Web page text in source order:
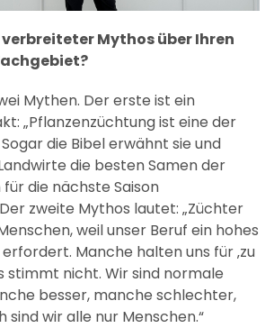
Mythos über Ihren
Mythen. Der erste ist ein
„Pflanzenzüchtung ist eine der
die Bibel erwähnt sie und
die besten Samen der
die nächste Saison
zweite Mythos lautet: „Züchter
weil unser Beruf ein hohes
Manche halten uns für ‚zu
stimmt nicht. Wir sind normale
besser, manche schlechter,
wir alle nur Menschen.“